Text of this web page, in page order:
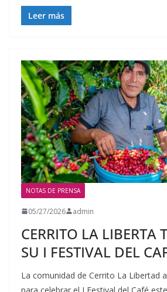
Leer más
NOTAS DE PRENSA
05/27/2026 admin
CERRITO LA LIBERTA
SU I FESTIVAL DEL
La comunidad de Cerrito La Libertad